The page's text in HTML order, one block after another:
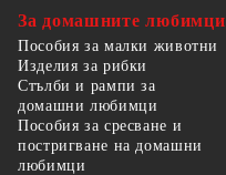
За домашните любимци
Пособия за малки животни
Изделия за рибки
Стълби и рампи за
домашни любимци
Пособия за сресване и
постригване на домашни
любимци